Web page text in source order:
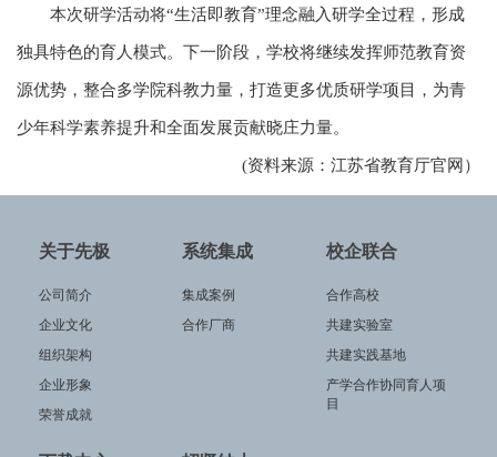
本次研学活动将“生活即教育”理念融入研学全过程，形成
独具特色的育人模式。下一阶段，学校将继续发挥师范教育资
源优势，整合多学院科教力量，打造更多优质研学项目，为青
少年科学素养提升和全面发展贡献晓庄力量。
(资料来源：江苏省教育厅官网）
关于先极
公司简介
企业文化
组织架构
企业形象
荣誉成就
系统集成
集成案例
合作厂商
校企联合
合作高校
共建实验室
共建实践基地
产学合作协同育人项
目